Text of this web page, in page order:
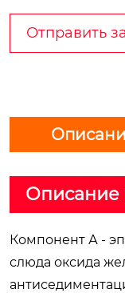
Отправить
Описание
Компонент А -
слюда оксида